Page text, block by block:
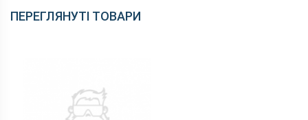
ПЕРЕГЛЯНУТІ ТОВАРИ